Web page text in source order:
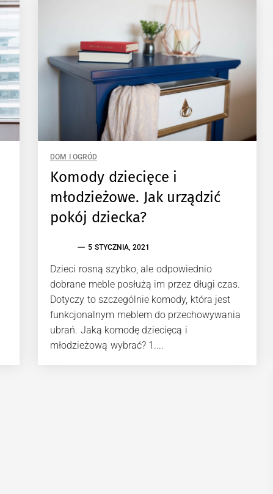
DOM I OGRÓD
Komody dziecięce i
młodzieżowe. Jak urządzić
pokój dziecka?
5 STYCZNIA, 2021
Dzieci rosną szybko, ale odpowiednio
dobrane meble posłużą im przez długi czas.
Dotyczy to szczególnie komody, która jest
funkcjonalnym meblem do przechowywania
ubrań. Jaką komodę dziecięcą i
młodzieżową wybrać? 1....